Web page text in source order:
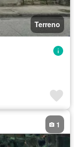
Terreno
1